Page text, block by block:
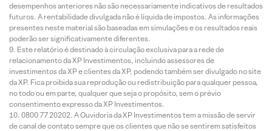
desempenhos anteriores não são necessariamente indicativos de resultados
futuros. A rentabilidade divulgada não é líquida de impostos. As informações
presentes neste material são baseadas em simulações e os resultados reais
poderão ser significativamente diferentes.
Este relatório é destinado à circulação exclusiva para a rede de
relacionamento da XP Investimentos, incluindo assessores de
investimentos da XP e clientes da XP, podendo também ser divulgado no site
da XP. Fica proibida sua reprodução ou redistribuição para qualquer pessoa,
no todo ou em parte, qualquer que seja o propósito, sem o prévio
consentimento expresso da XP Investimentos.
0800 77 20202. A Ouvidoria da XP Investimentos tem a missão de servir
de canal de contato sempre que os clientes que não se sentirem satisfeitos